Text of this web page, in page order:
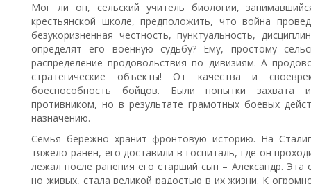
Мог ли он, сельский учитель биологии,
крестьянской школе, предположить, что война
безукоризненная честность, пунктуальность,
определят его военную судьбу? Ему, простому
распределение продовольствия по дивизиям. А
стратегические объекты! От качества и
боеспособность бойцов. Были попытки захвата
противником, но в результате грамотных боевых
назначению.
Семья бережно хранит фронтовую историю. На
тяжело ранен, его доставили в госпиталь, где он
лежал после ранения его старший сын – Александр. Эта
но живых, стала великой радостью в их жизни. К